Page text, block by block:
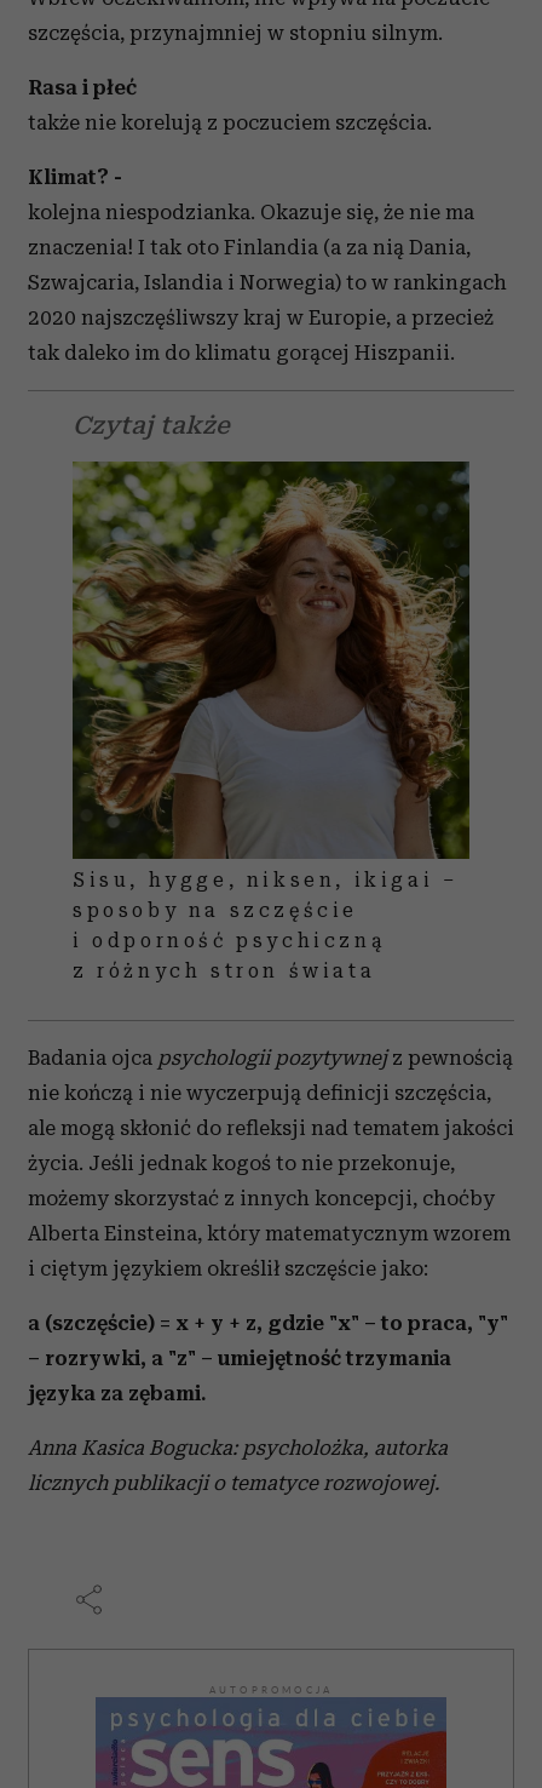
szczęścia, przynajmniej w stopniu silnym.
Rasa i płeć
także nie korelują z poczuciem szczęścia.
Klimat? -
kolejna niespodzianka. Okazuje się, że nie ma
znaczenia! I tak oto Finlandia (a za nią Dania,
Szwajcaria, Islandia i Norwegia) to w rankingach
2020 najszczęśliwszy kraj w Europie, a przecież
tak daleko im do klimatu gorącej Hiszpanii.
Czytaj także
Sisu, hygge, niksen, ikigai –
sposoby na szczęście
i odporność psychiczną
z różnych stron świata
Badania ojca psychologii pozytywnejz pewnością
nie kończą i nie wyczerpują definicji szczęścia,
ale mogą skłonić do refleksji nad tematem jakości
życia. Jeśli jednak kogoś to nie przekonuje,
możemy skorzystać z innych koncepcji, choćby
Alberta Einsteina, który matematycznym wzorem
i ciętym językiem określił szczęście jako:
a (szczęście) = x + y + z, gdzie "x" – to praca, "y"
– rozrywki, a "z" – umiejętność trzymania
języka za zębami.
Anna Kasica Bogucka: psycholożka, autorka
licznych publikacji o tematyce rozwojowej.
AUTOPROMOCJA